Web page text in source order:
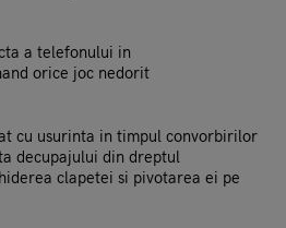
a telefonului in
orice joc nedorit
cu usurinta in timpul convorbirilor
decupajului din dreptul
clapetei si pivotarea ei pe